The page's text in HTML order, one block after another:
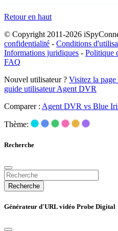
Retour en haut
© Copyright 2011-2026
confidentialité - Conditions
Informations juridiques - Politique
FAQ
Nouvel utilisateur ? Visitez la page
guide utilisateur Agent DVR
Comparer : Agent DVR vs Blue
Thème:
Recherche
Recherche
Générateur d'URL vidéo Probe Digital